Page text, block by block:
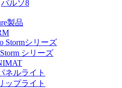
パルソ8
製品
Stormシリーズ
シリーズ
ネルライト
ップライト